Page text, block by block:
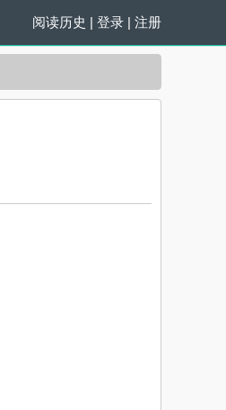
阅读历史 | 登录 | 注册